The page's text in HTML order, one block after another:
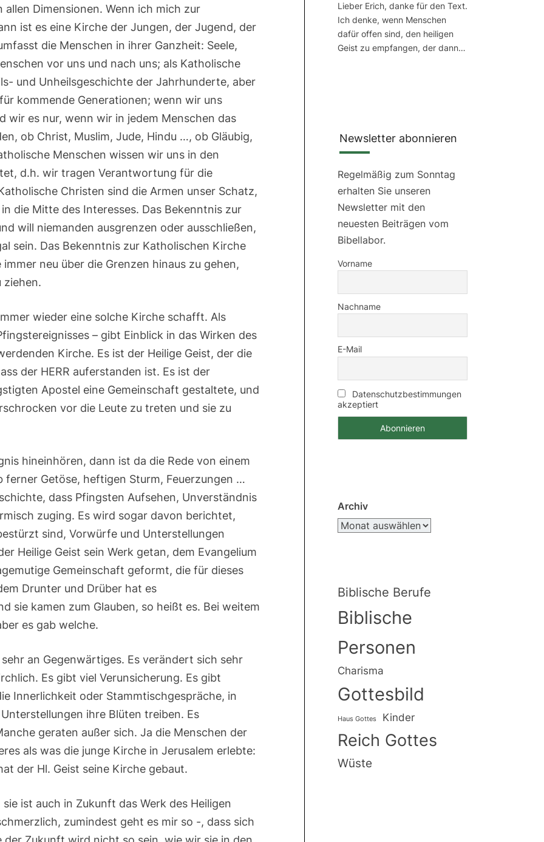
Dimensionen. Wenn ich mich zur
ist es eine Kirche der Jungen, der Jugend, der
die Menschen in ihrer Ganzheit: Seele,
vor uns und nach uns; als Katholische
und Unheilsgeschichte der Jahrhunderte, aber
kommende Generationen; wenn wir uns
wir es nur, wenn wir in jedem Menschen das
ob Christ, Muslim, Jude, Hindu …, ob Gläubig,
Menschen wissen wir uns in den
d.h. wir tragen Verantwortung für die
Christen sind die Armen unser Schatz,
die Mitte des Interesses. Das Bekenntnis zur
will niemanden ausgrenzen oder ausschließen,
sein. Das Bekenntnis zur Katholischen Kirche
neu über die Grenzen hinaus zu gehen,
ziehen.
wieder eine solche Kirche schafft. Als
– gibt Einblick in das Wirken des
Kirche. Es ist der Heilige Geist, der die
der HERR auferstanden ist. Es ist der
Apostel eine Gemeinschaft gestaltete, und
vor die Leute zu treten und sie zu
hineinhören, dann ist da die Rede von einem
ferner Getöse, heftigen Sturm, Feuerzungen …
dass Pfingsten Aufsehen, Unverständnis
zuging. Es wird sogar davon berichtet,
sind, Vorwürfe und Unterstellungen
Heilige Geist sein Werk getan, dem Evangelium
Gemeinschaft geformt, die für dieses
Drunter und Drüber hat es
sie kamen zum Glauben, so heißt es. Bei weitem
es gab welche.
an Gegenwärtiges. Es verändert sich sehr
Es gibt viel Verunsicherung. Es gibt
Innerlichkeit oder Stammtischgespräche, in
ihre Blüten treiben. Es
geraten außer sich. Ja die Menschen der
als was die junge Kirche in Jerusalem erlebte:
der Hl. Geist seine Kirche gebaut.
ist auch in Zukunft das Werk des Heiligen
zumindest geht es mir so -, dass sich
Lieber Erich, danke für den Text.
Ich denke, wenn Menschen
dafür offen sind, den heiligen
Geist zu empfangen, der dann…
Newsletter abonnieren
Regelmäßig zum Sonntag
erhalten Sie unseren
Newsletter mit den
neuesten Beiträgen vom
Bibellabor.
Vorname
Nachname
E-Mail
Datenschutzbestimmungen
akzeptiert
Archiv
Biblische Berufe
Biblische
Personen
Charisma
Gottesbild
Haus Gottes Kinder
Reich Gottes
Wüste